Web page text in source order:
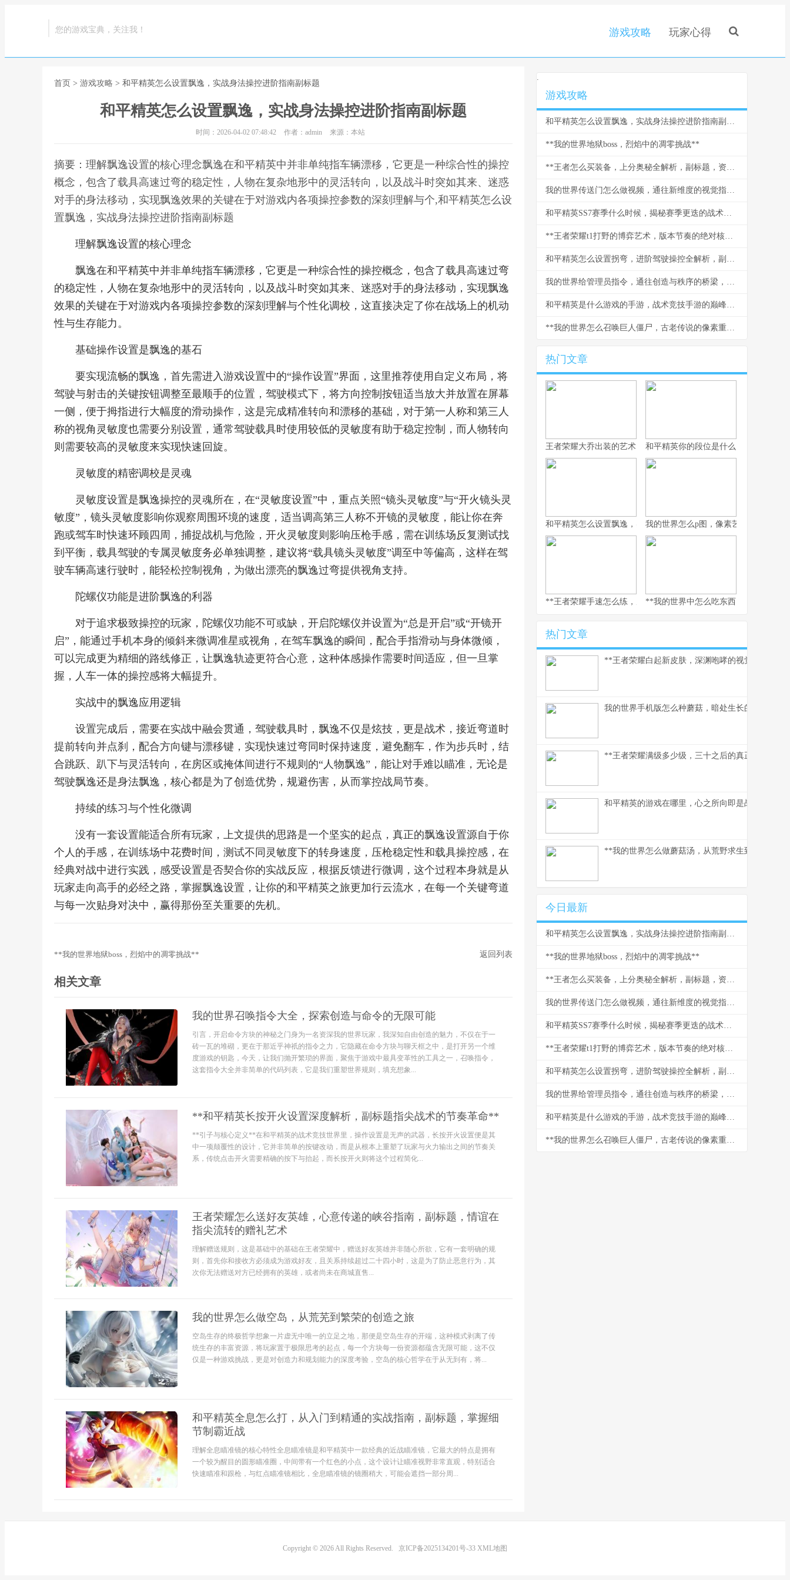
您的游戏宝典，关注我！ 游戏攻略 玩家心得
首页 > 游戏攻略 > 和平精英怎么设置飘逸，实战身法操控进阶指南副标题
和平精英怎么设置飘逸，实战身法操控进阶指南副标题
时间：2026-04-02 07:48:42 作者：admin 来源：本站
摘要：理解飘逸设置的核心理念飘逸在和平精英中并非单纯指车辆漂移，它更是一种综合性的操控
概念，包含了载具高速过弯的稳定性，人物在复杂地形中的灵活转向，以及战斗时突如其来、迷惑
对手的身法移动，实现飘逸效果的关键在于对游戏内各项操控参数的深刻理解与个,和平精英怎么设
置飘逸，实战身法操控进阶指南副标题
理解飘逸设置的核心理念
飘逸在和平精英中并非单纯指车辆漂移，它更是一种综合性的操控概念，包含了载具高速过弯
的稳定性，人物在复杂地形中的灵活转向，以及战斗时突如其来、迷惑对手的身法移动，实现飘逸
效果的关键在于对游戏内各项操控参数的深刻理解与个性化调校，这直接决定了你在战场上的机动
性与生存能力。
基础操作设置是飘逸的基石
要实现流畅的飘逸，首先需进入游戏设置中的“操作设置”界面，这里推荐使用自定义布局，将
驾驶与射击的关键按钮调整至最顺手的位置，驾驶模式下，将方向控制按钮适当放大并放置在屏幕
一侧，便于拇指进行大幅度的滑动操作，这是完成精准转向和漂移的基础，对于第一人称和第三人
称的视角灵敏度也需要分别设置，通常驾驶载具时使用较低的灵敏度有助于稳定控制，而人物转向
则需要较高的灵敏度来实现快速回旋。
灵敏度的精密调校是灵魂
灵敏度设置是飘逸操控的灵魂所在，在“灵敏度设置”中，重点关照“镜头灵敏度”与“开火镜头灵
敏度”，镜头灵敏度影响你观察周围环境的速度，适当调高第三人称不开镜的灵敏度，能让你在奔
跑或驾车时快速环顾四周，捕捉战机与危险，开火灵敏度则影响压枪手感，需在训练场反复测试找
到平衡，载具驾驶的专属灵敏度务必单独调整，建议将“载具镜头灵敏度”调至中等偏高，这样在驾
驶车辆高速行驶时，能轻松控制视角，为做出漂亮的飘逸过弯提供视角支持。
陀螺仪功能是进阶飘逸的利器
对于追求极致操控的玩家，陀螺仪功能不可或缺，开启陀螺仪并设置为“总是开启”或“开镜开
启”，能通过手机本身的倾斜来微调准星或视角，在驾车飘逸的瞬间，配合手指滑动与身体微倾，
可以完成更为精细的路线修正，让飘逸轨迹更符合心意，这种体感操作需要时间适应，但一旦掌
握，人车一体的操控感将大幅提升。
实战中的飘逸应用逻辑
设置完成后，需要在实战中融会贯通，驾驶载具时，飘逸不仅是炫技，更是战术，接近弯道时
提前转向并点刹，配合方向键与漂移键，实现快速过弯同时保持速度，避免翻车，作为步兵时，结
合跳跃、趴下与灵活转向，在房区或掩体间进行不规则的“人物飘逸”，能让对手难以瞄准，无论是
驾驶飘逸还是身法飘逸，核心都是为了创造优势，规避伤害，从而掌控战局节奏。
持续的练习与个性化微调
没有一套设置能适合所有玩家，上文提供的思路是一个坚实的起点，真正的飘逸设置源自于你
个人的手感，在训练场中花费时间，测试不同灵敏度下的转身速度，压枪稳定性和载具操控感，在
经典对战中进行实践，感受设置是否契合你的实战反应，根据反馈进行微调，这个过程本身就是从
玩家走向高手的必经之路，掌握飘逸设置，让你的和平精英之旅更加行云流水，在每一个关键弯道
与每一次贴身对决中，赢得那份至关重要的先机。
**我的世界地狱boss，烈焰中的凋零挑战** 返回列表
相关文章
我的世界召唤指令大全，探索创造与命令的无限可能
引言，开启命令方块的神秘之门身为一名资深我的世界玩家，我深知自由创造的魅力，不仅在于一
砖一瓦的堆砌，更在于那近乎神祇的指令之力，它隐藏在命令方块与聊天框之中，是打开另一个维
度游戏的钥匙，今天，让我们抛开繁琐的界面，聚焦于游戏中最具变革性的工具之一，召唤指令，
这套指令大全并非简单的代码列表，它是我们重塑世界规则，填充想象...
**和平精英长按开火设置深度解析，副标题指尖战术的节奏革命**
**引子与核心定义**在和平精英的战术竞技世界里，操作设置是无声的武器，长按开火设置便是其
中一项颠覆性的设计，它并非简单的按键改动，而是从根本上重塑了玩家与火力输出之间的节奏关
系，传统点击开火需要精确的按下与抬起，而长按开火则将这个过程简化...
王者荣耀怎么送好友英雄，心意传递的峡谷指南，副标题，情谊在
指尖流转的赠礼艺术
理解赠送规则，这是基础中的基础在王者荣耀中，赠送好友英雄并非随心所欲，它有一套明确的规
则，首先你和接收方必须成为游戏好友，且关系持续超过二十四小时，这是为了防止恶意行为，其
次你无法赠送对方已经拥有的英雄，或者尚未在商城直售...
我的世界怎么做空岛，从荒芜到繁荣的创造之旅
空岛生存的终极哲学想象一片虚无中唯一的立足之地，那便是空岛生存的开端，这种模式剥离了传
统生存的丰富资源，将玩家置于极限思考的起点，每一个方块每一份资源都蕴含无限可能，这不仅
仅是一种游戏挑战，更是对创造力和规划能力的深度考验，空岛的核心哲学在于从无到有，将...
和平精英全息怎么打，从入门到精通的实战指南，副标题，掌握细
节制霸近战
理解全息瞄准镜的核心特性全息瞄准镜是和平精英中一款经典的近战瞄准镜，它最大的特点是拥有
一个较为醒目的圆形瞄准圈，中间带有一个红色的小点，这个设计让瞄准视野非常直观，特别适合
快速瞄准和跟枪，与红点瞄准镜相比，全息瞄准镜的镜圈稍大，可能会遮挡一部分周...
.
游戏攻略
和平精英怎么设置飘逸，实战身法操控进阶指南副标题
**我的世界地狱boss，烈焰中的凋零挑战**
**王者怎么买装备，上分奥秘全解析，副标题，资深玩家的装备进阶指南**
我的世界传送门怎么做视频，通往新维度的视觉指南，副标题，资深玩家的深度拍摄解析
和平精英SS7赛季什么时候，揭秘赛季更迭的战术启示
**王者荣耀t1打野的博弈艺术，版本节奏的绝对核心**
和平精英怎么设置拐弯，进阶驾驶操控全解析，副标题，从基础到精通的转向艺术
我的世界给管理员指令，通往创造与秩序的桥梁，资深玩家的管理艺术
和平精英是什么游戏的手游，战术竞技手游的巅峰之作
**我的世界怎么召唤巨人僵尸，古老传说的像素重现**
热门文章
王者荣耀大乔出装的艺术，辅助之核的战术抉择
和平精英你的段位是什么：一段段位承
和平精英怎么设置飘逸，实战身法操控进阶指南副标题
我的世界怎么p图，像素艺术与创意的
**王者荣耀手速怎么练，从入门到精通的指尖修行,副标题,实战拆
**我的世界中怎么吃东西，生存与美
热门文章
**王者荣耀白起新皮肤，深渊咆哮的视觉与战术
我的世界手机版怎么种蘑菇，暗处生长的美味与财
**王者荣耀满级多少级，三十之后的真正征途**
和平精英的游戏在哪里，心之所向即是战场，副标
**我的世界怎么做蘑菇汤，从荒野求生到精致烹饪
今日最新
和平精英怎么设置飘逸，实战身法操控进阶指南副标题
**我的世界地狱boss，烈焰中的凋零挑战**
**王者怎么买装备，上分奥秘全解析，副标题，资深玩家的装备进阶指南**
我的世界传送门怎么做视频，通往新维度的视觉指南，副标题，资深玩家的深度拍摄解析
和平精英SS7赛季什么时候，揭秘赛季更迭的战术启示
**王者荣耀t1打野的博弈艺术，版本节奏的绝对核心**
和平精英怎么设置拐弯，进阶驾驶操控全解析，副标题，从基础到精通的转向艺术
我的世界给管理员指令，通往创造与秩序的桥梁，资深玩家的管理艺术
和平精英是什么游戏的手游，战术竞技手游的巅峰之作
**我的世界怎么召唤巨人僵尸，古老传说的像素重现**
Copyright © 2026 All Rights Reserved. 京ICP备2025134201号-33 XML地图